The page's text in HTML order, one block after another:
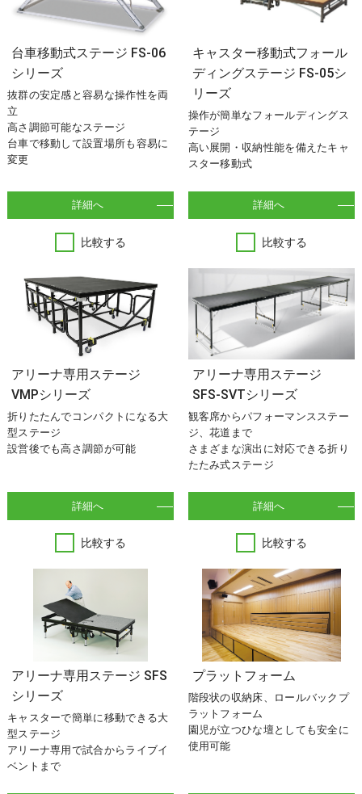
台車移動式ステージ FS-06
シリーズ
抜群の安定感と容易な操作性を両
立
高さ調節可能なステージ
台車で移動して設置場所も容易に
変更
詳細へ
比較する
キャスター移動式フォール
ディングステージ FS-05シ
リーズ
操作が簡単なフォールディングス
テージ
高い展開・収納性能を備えたキャ
スター移動式
詳細へ
比較する
アリーナ専用ステージ
VMPシリーズ
折りたたんでコンパクトになる大
型ステージ
設営後でも高さ調節が可能
詳細へ
比較する
アリーナ専用ステージ
SFS-SVTシリーズ
観客席からパフォーマンスステー
ジ、花道まで
さまざまな演出に対応できる折り
たたみ式ステージ
詳細へ
比較する
アリーナ専用ステージ SFS
シリーズ
キャスターで簡単に移動できる大
型ステージ
アリーナ専用で試合からライブイ
ベントまで
プラットフォーム
階段状の収納床、ロールバックプ
ラットフォーム
園児が立つひな壇としても安全に
使用可能